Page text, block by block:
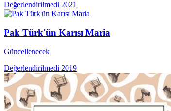
Değerlendirilmedi 2021
Pak Türk'ün Karısı Maria
Güncellenecek
Değerlendirilmedi 2019